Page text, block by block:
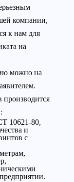
компании,
к нам для
на
можно на
производится
10621-80,
и
с